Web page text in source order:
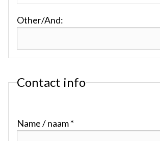
Other/And:
Contact info
Name / naam *